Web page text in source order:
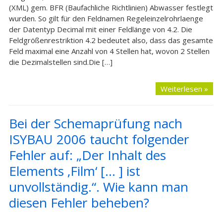
(XML) gem. BFR (Baufachliche Richtlinien) Abwasser festlegt
wurden. So gilt für den Feldnamen Regeleinzelrohrlaenge
der Datentyp Decimal mit einer Feldlänge von 4.2. Die
Feldgrößenrestriktion 4.2 bedeutet also, dass das gesamte
Feld maximal eine Anzahl von 4 Stellen hat, wovon 2 Stellen
die Dezimalstellen sind.Die […]
Weiterlesen »
Bei der Schemaprüfung nach
ISYBAU 2006 taucht folgender
Fehler auf: „Der Inhalt des
Elements ‚Film‘ [… ] ist
unvollständig.“. Wie kann man
diesen Fehler beheben?